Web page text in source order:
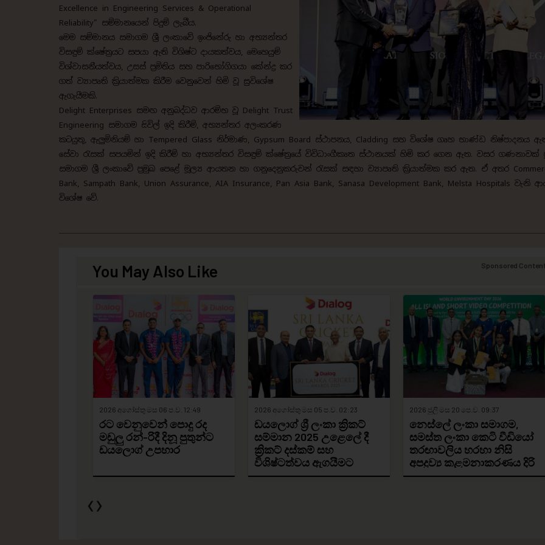
Excellence in Engineering Services & Operational
Reliability” සම්මානයෙන් පිදුම් ලැබීය.
මෙම සම්මානය සමාගම ශ්‍රී ලංකාවේ ඉංජිනේරු හා අභ්‍යන්තර
විසඳුම් ක්ෂේත්‍රයට සපයා ඇති විශිෂ්ට දායකත්වය, මෙහෙයුම්
විශ්වාසනීයත්වය, උසස් ප්‍රමිතිය සහ පාරිභෝගිගයා කේන්ද්‍ර කර
ගත් ව්‍යාපෘති ක්‍රියාත්මක කිරීම වෙනුවෙන් හිමි වූ සුවිශේෂ
ඇගැයීමකි.
Delight Enterprises සමඟ අනුබද්ධව ආරම්භ වූ Delight Trust
Engineering සමාගම සිවිල් ඉදි කිරීම්, අභ්‍යන්තර අලංකරණ
කටයුතු, ඇලු‍මිනියම් හා Tempered Glass නිර්මාණ, Gypsum Board ස්ථාපනය, Cladding සහ විශේෂ ගෘහ භාණ්ඩ නිෂ්පාදනය
සේවා රැසක් සපයමින් ඉදි කිරීම් හා අභ්‍යන්තර විසඳුම් ක්ෂේත්‍රයේ විවිධාංගීකෘත ස්ථානයක් හිමි කර ගෙන ඇත. වසර ගණනාවක්
සමාගම ශ්‍රී ලංකාවේ ප්‍රමුඛ පෙළේ මූල්‍ය ආයතන හා ගනුදෙනුකරුවන් රැසක් සඳහා ව්‍යාපෘති ක්‍රියාත්මක කර ඇත. ඒ අතර
Bank, Sampath Bank, Union Assurance, AIA Insurance, Pan Asia Bank, Sanasa Development Bank, Melsta Hospitals වැනි
විශේෂ වේ.